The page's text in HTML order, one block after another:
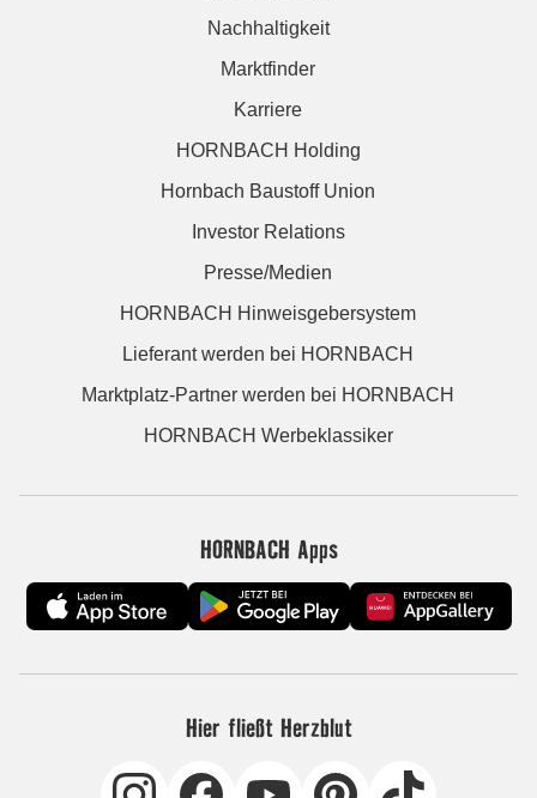
Nachhaltigkeit
Marktfinder
Karriere
HORNBACH Holding
Hornbach Baustoff Union
Investor Relations
Presse/Medien
HORNBACH Hinweisgebersystem
Lieferant werden bei HORNBACH
Marktplatz-Partner werden bei HORNBACH
HORNBACH Werbeklassiker
HORNBACH Apps
Hier fließt Herzblut